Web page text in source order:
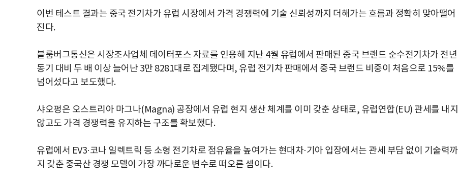
이번 테스트 결과는 중국 전기차가 유럽 시장에서 가격 경쟁력에 기술 신뢰성까지 더해가는 흐름과 정확히 맞아떨어
진다.
블룸버그통신은 시장조사업체 데이터포스 자료를 인용해 지난 4월 유럽에서 판매된 중국 브랜드 순수전기차가 전년
동기 대비 두 배 이상 늘어난 3만 8281대로 집계됐다며, 유럽 전기차 판매에서 중국 브랜드 비중이 처음으로 15%를
넘어섰다고 보도했다.
샤오펑은 오스트리아 마그나(Magna) 공장에서 유럽 현지 생산 체계를 이미 갖춘 상태로, 유럽연합(EU) 관세를 내지
않고도 가격 경쟁력을 유지하는 구조를 확보했다.
유럽에서 EV3·코나 일렉트릭 등 소형 전기차로 점유율을 높여가는 현대차·기아 입장에서는 관세 부담 없이 기술력까
지 갖춘 중국산 경쟁 모델이 가장 까다로운 변수로 떠오른 셈이다.